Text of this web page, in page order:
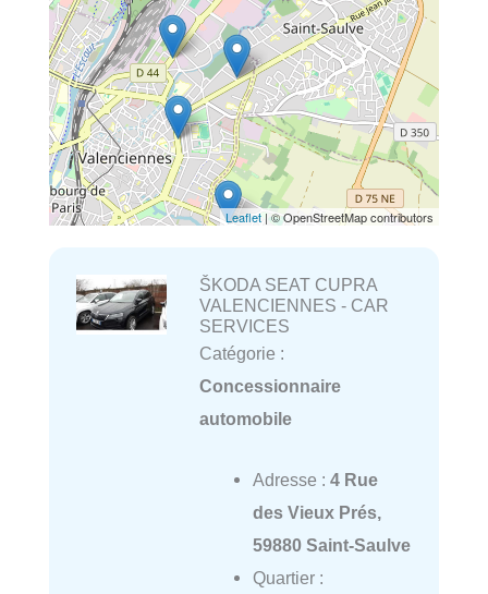
Leaflet | © OpenStreetMap contributors
ŠKODA SEAT CUPRA
VALENCIENNES - CAR
SERVICES
Catégorie :
Concessionnaire
automobile
Adresse : 4 Rue
des Vieux Prés,
59880 Saint-Saulve
Quartier :